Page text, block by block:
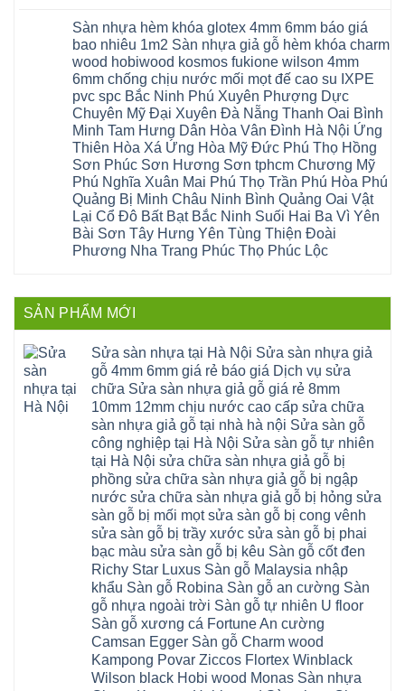
Nam
Định
Sóc
Sơn
Ninh
Bình
Thái
Bình
Vĩnh
Phúc
Tây
Hồ
Thanh
Hóa
Đống
Đa
Nghệ
An
đà
nẵng
thanh
xuân
cầu
giấy
hoành
bồ
long
ninh
giang
hoàng
mai
quảng
ninh
tây
hồ
sơn
tây
thất
mê
đức
phòng
xuyên
giang
nhựa
composite
Phúc
Thọ
Phúc
Lộc
Hát
Môn
Sài
Gòn
Thạch
Thất
Hạ
Bằng
Tây
Phương
tphcm
Hòa
Lạc
Yên
Xuân
Đạo
Đà
Nẵng
Hoài
Đồng
Đồng
Khánh
Phượng
Thuận
Tràng
nghiệp
tại
Nội
Sửa
nhựa
giả
gỗ
Sửa
mặt
bậc
cầu
thang
nhựa
sửa
cửa
nhựa
composite
Thanh
Nam
Phù
Thanh
Thượng
Phúc
Thường
Dương
Hồng
Xuyên
Phượng
Chuyên
Nẵng
Xuyên
Thanh
bình
luận
ở
Sửa
sàn
gỗ
bị
hở
tại
Hà
Nội
sàn
gỗ
công
nghiệp
hở
Sửa
sàn
Sửa
mặt
bậc
cầu
nhựa
nhựa
composite
Đông
Quảng
Thượng
Xuân
Phương
Nẵng
Sàn nhựa hèm khóa glotex 4mm 6mm báo giá
bao nhiêu 1m2 Sàn nhựa giả gỗ hèm khóa charm
wood hobiwood kosmos fukione wilson 4mm
6mm chống chịu nước mối mọt đế cao su IXPE
pvc spc Bắc Ninh Phú Xuyên Phượng Dực
Chuyên Mỹ Đại Xuyên Đà Nẵng Thanh Oai Bình
Minh Tam Hưng Dân Hòa Vân Đình Hà Nội Ứng
Thiên Hòa Xá Ứng Hòa Mỹ Đức Phú Thọ Hồng
Sơn Phúc Sơn Hương Sơn tphcm Chương Mỹ
Phú Nghĩa Xuân Mai Phú Thọ Trần Phú Hòa Phú
Quảng Bị Minh Châu Ninh Bình Quảng Oai Vật
Lại Cổ Đô Bất Bạt Bắc Ninh Suối Hai Ba Vì Yên
Bài Sơn Tây Hưng Yên Tùng Thiện Đoài
Phương Nha Trang Phúc Thọ Phúc Lộc
luận
ở
glotex
4mm
nhiêu
charm
wood
hobiwood
kosmos
fukione
4mm
nước
SẢN PHẨM MỚI
Sửa sàn nhựa tại Hà Nội Sửa sàn nhựa giả
gỗ 4mm 6mm giá rẻ báo giá Dịch vụ sửa
chữa Sửa sàn nhựa giả gỗ giá rẻ 8mm
10mm 12mm chịu nước cao cấp sửa chữa
sàn nhựa giả gỗ tại nhà hà nội Sửa sàn gỗ
công nghiệp tại Hà Nội Sửa sàn gỗ tự nhiên
tại Hà Nội sửa chữa sàn nhựa giả gỗ bị
phồng sửa chữa sàn nhựa giả gỗ bị ngập
nước sửa chữa sàn nhựa giả gỗ bị hỏng sửa
sàn gỗ bị mối mọt sửa sàn gỗ bị cong vênh
sửa sàn gỗ bị trầy xước sửa sàn gỗ bị phai
bạc màu sửa sàn gỗ bị kêu Sàn gỗ cốt đen
Richy Star Luxus Sàn gỗ Malaysia nhập
khẩu Sàn gỗ Robina Sàn gỗ an cường Sàn
gỗ nhựa ngoài trời Sàn gỗ tự nhiên U floor
Sàn gỗ xương cá Fortune An cường
Camsan Egger Sàn gỗ Charm wood
Kampong Povar Ziccos Flortex Winblack
Wilson black Hobi wood Monas Sàn nhựa